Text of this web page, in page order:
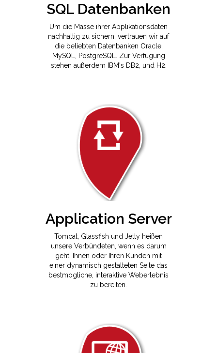
SQL Datenbanken
Um die Masse ihrer Applikationsdaten
nachhaltig zu sichern, vertrauen wir auf
die beliebten Datenbanken Oracle,
MySQL, PostgreSQL. Zur Verfügung
stehen außerdem IBM's DB2, und H2.
Application Server
Tomcat, Glassfish und Jetty heißen
unsere Verbündeten, wenn es darum
geht, Ihnen oder Ihren Kunden mit
einer dynamisch gestalteten Seite das
bestmögliche, interaktive Weberlebnis
zu bereiten.